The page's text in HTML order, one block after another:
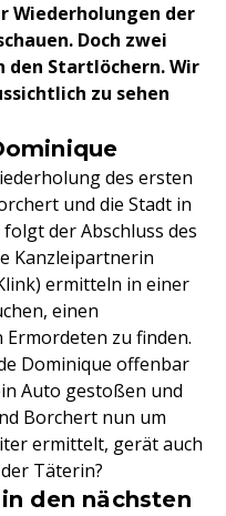
Wiederholungen der
Doch zwei
den Startlöchern. Wir
zu sehen
des ersten
und die Stadt in
der Abschluss des
Kanzleipartnerin
ermitteln in einer
einen
Ermordeten zu finden.
Dominique offenbar
Auto gestoßen und
Borchert nun um
ermittelt, gerät auch
Täterin?
den nächsten